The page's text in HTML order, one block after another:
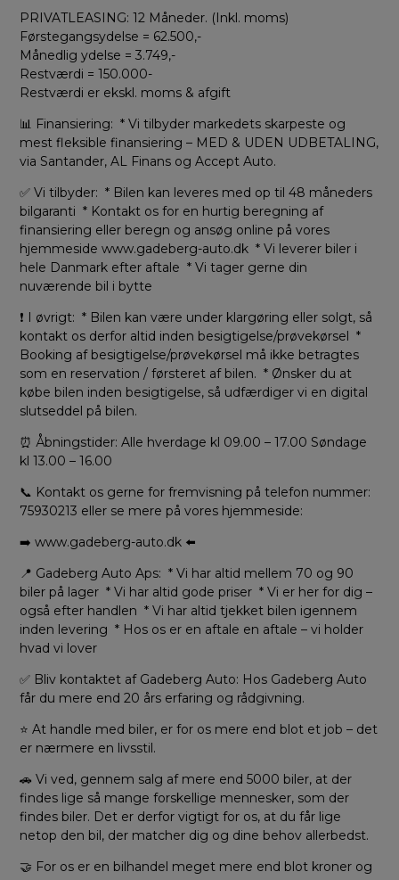
PRIVATLEASING: 12 Måneder. (Inkl. moms)
Førstegangsydelse = 62.500,-
Månedlig ydelse = 3.749,-
Restværdi = 150.000-
Restværdi er ekskl. moms & afgift
📊 Finansiering: * Vi tilbyder markedets skarpeste og
mest fleksible finansiering – MED & UDEN UDBETALING,
via Santander, AL Finans og Accept Auto.
✅ Vi tilbyder: * Bilen kan leveres med op til 48 måneders
bilgaranti * Kontakt os for en hurtig beregning af
finansiering eller beregn og ansøg online på vores
hjemmeside www.gadeberg-auto.dk * Vi leverer biler i
hele Danmark efter aftale * Vi tager gerne din
nuværende bil i bytte
❗ I øvrigt: * Bilen kan være under klargøring eller solgt, så
kontakt os derfor altid inden besigtigelse/prøvekørsel *
Booking af besigtigelse/prøvekørsel må ikke betragtes
som en reservation / førsteret af bilen. * Ønsker du at
købe bilen inden besigtigelse, så udfærdiger vi en digital
slutseddel på bilen.
⏰ Åbningstider: Alle hverdage kl 09.00 – 17.00 Søndage
kl 13.00 – 16.00
📞 Kontakt os gerne for fremvisning på telefon nummer:
75930213 eller se mere på vores hjemmeside:
➡️ www.gadeberg-auto.dk ⬅️
📍 Gadeberg Auto Aps: * Vi har altid mellem 70 og 90
biler på lager * Vi har altid gode priser * Vi er her for dig –
også efter handlen * Vi har altid tjekket bilen igennem
inden levering * Hos os er en aftale en aftale – vi holder
hvad vi lover
✅ Bliv kontaktet af Gadeberg Auto: Hos Gadeberg Auto
får du mere end 20 års erfaring og rådgivning.
⭐ At handle med biler, er for os mere end blot et job – det
er nærmere en livsstil.
🚗 Vi ved, gennem salg af mere end 5000 biler, at der
findes lige så mange forskellige mennesker, som der
findes biler. Det er derfor vigtigt for os, at du får lige
netop den bil, der matcher dig og dine behov allerbedst.
🤝 For os er en bilhandel meget mere end blot kroner og